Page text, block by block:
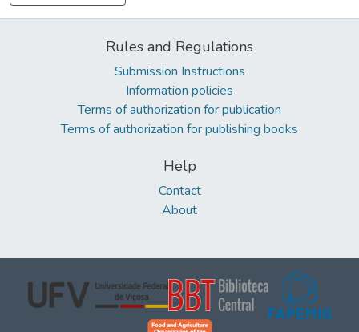
Rules and Regulations
Submission Instructions
Information policies
Terms of authorization for publication
Terms of authorization for publishing books
Help
Contact
About